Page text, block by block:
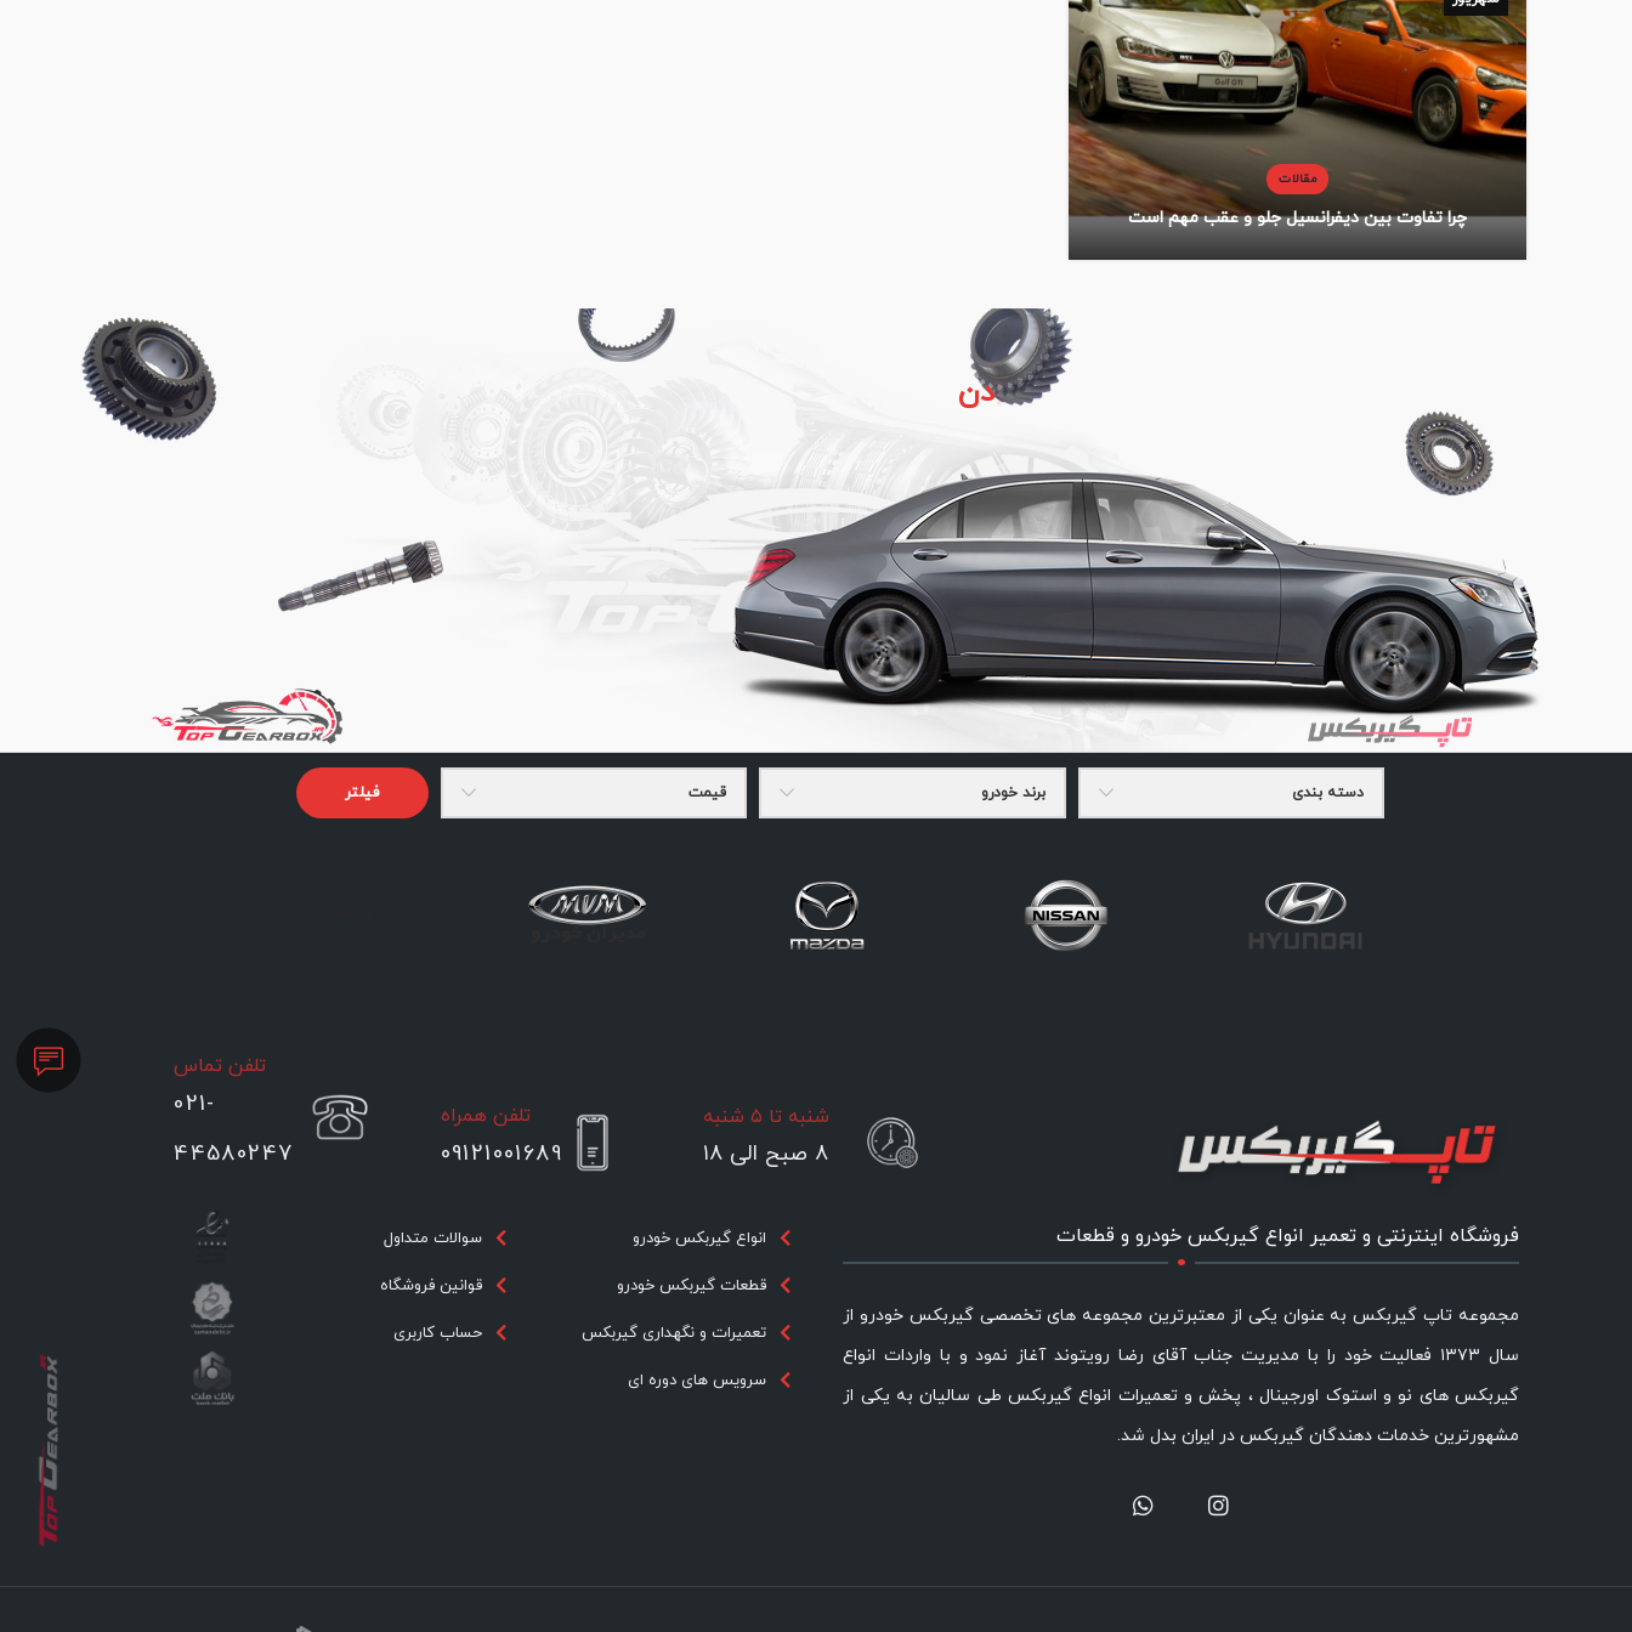
مقالات
چرا تفاوت بین دیفرانسیل جلو و عقب مهم است
دنبال چه قط
دسته بندی برند خودرو قیمت فیلتر
شنبه تا ۵ شنبه
۸ صبح الی ۱۸
تلفن همراه
09121001689
تلفن تماس
021-
44580247
فروشگاه اینترنتی و تعمیر انواع گیربکس خودرو و قطعات
.
مجموعه تاپ گیربکس به عنوان یکی از معتبرترین مجموعه های تخصصی گیربکس خودرو از
سال ۱۳۷۳ فعالیت خود را با مدیریت جناب آقای رضا رویتوند آغاز نمود و با واردات انواع
گیربکس های نو و استوک اورجینال ، پخش و تعمیرات انواع گیربکس طی سالیان به یکی از
مشهورترین خدمات دهندگان گیربکس در ایران بدل شد.
انواع گیربکس خودرو
قطعات گیربکس خودرو
تعمیرات و نگهداری گیربکس
سرویس های دوره ای
سوالات متداول
قوانین فروشگاه
حساب کاربری